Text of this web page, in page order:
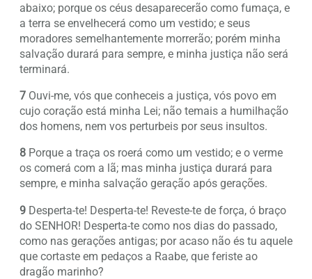
abaixo; porque os céus desaparecerão como fumaça, e
a terra se envelhecerá como um vestido; e seus
moradores semelhantemente morrerão; porém minha
salvação durará para sempre, e minha justiça não será
terminará.
7 Ouvi-me, vós que conheceis a justiça, vós povo em
cujo coração está minha Lei; não temais a humilhação
dos homens, nem vos perturbeis por seus insultos.
8 Porque a traça os roerá como um vestido; e o verme
os comerá com a lã; mas minha justiça durará para
sempre, e minha salvação geração após gerações.
9 Desperta-te! Desperta-te! Reveste-te de força, ó braço
do SENHOR! Desperta-te como nos dias do passado,
como nas gerações antigas; por acaso não és tu aquele
que cortaste em pedaços a Raabe, que feriste ao
dragão marinho?